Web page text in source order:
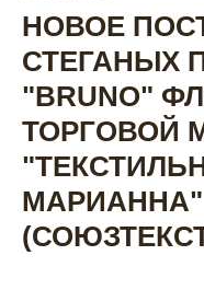
НОВОЕ
СТЕГАНЫХ
"BRUNO"
ТОРГОВОЙ
МАРИАННА"